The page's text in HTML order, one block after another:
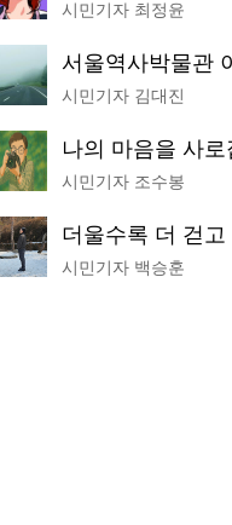
시민기자 최정윤
시민기자 김대진
시민기자 조수봉
시민기자 백승훈